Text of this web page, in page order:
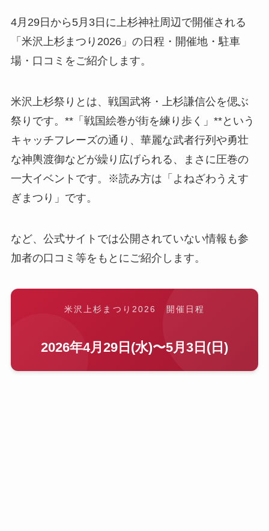
4月29日から5月3日に上杉神社周辺で開催される
「米沢上杉まつり2026」の日程・開催地・駐車
場・口コミをご紹介します。
米沢上杉祭りとは、戦国武将・上杉謙信公を偲ぶ
祭りです。**「戦国絵巻が街を練り歩く」**という
キャッチフレーズの通り、華麗な武者行列や勇壮
な神輿渡御などが繰り広げられる、まさに圧巻の
一大イベントです。※読み方は「よねざわうえす
ぎまつり」です。
など、公式サイトでは公開されていない情報も参
加者の口コミ等をもとにご紹介します。
米沢上杉まつり2026 開催日程
2026年4月29日(水)〜5月3日(日)